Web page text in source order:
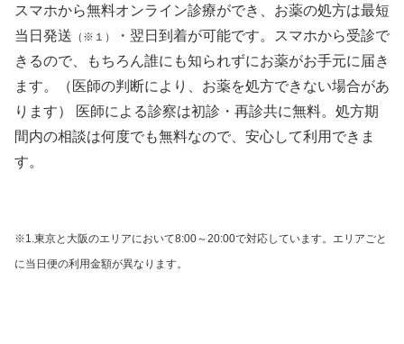
スマホから無料オンライン診療ができ、お薬の処方は最短
当日発送 （※１）
・翌日到着が可能です。スマホから受診で
きるので、もちろん誰にも知られずにお薬がお手元に届き
ます。（医師の判断により、お薬を処方できない場合があ
ります） 医師による診察は初診・再診共に無料。処方期
間内の相談は何度でも無料なので、安心して利用できま
す。
※1.東京と大阪のエリアにおいて8:00～20:00で対応しています。エリアごと
に当日便の利用金額が異なります。